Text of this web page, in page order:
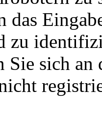
das
zu
Sie sich